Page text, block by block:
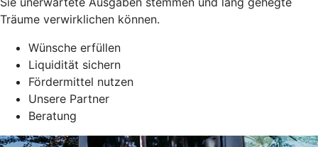
Träume verwirklichen können.
Wünsche erfüllen
Liquidität sichern
Fördermittel nutzen
Unsere Partner
Beratung